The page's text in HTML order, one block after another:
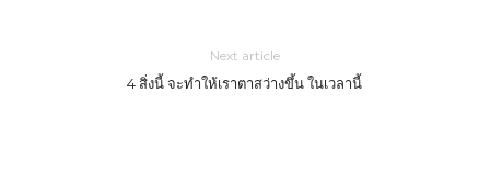
Next article
4 สิ่งนี้ จะทำให้เราตาสว่างขึ้น ในเวลานี้